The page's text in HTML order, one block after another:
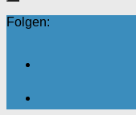
Folgen: